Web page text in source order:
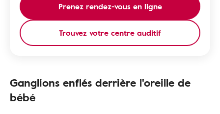
Prenez rendez-vous en ligne
Trouvez votre centre auditif
Ganglions enflés derrière l'oreille de
bébé